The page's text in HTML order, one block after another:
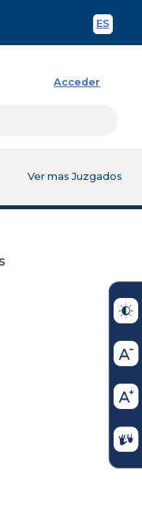
ES
Acceder
Ver mas Juzgados